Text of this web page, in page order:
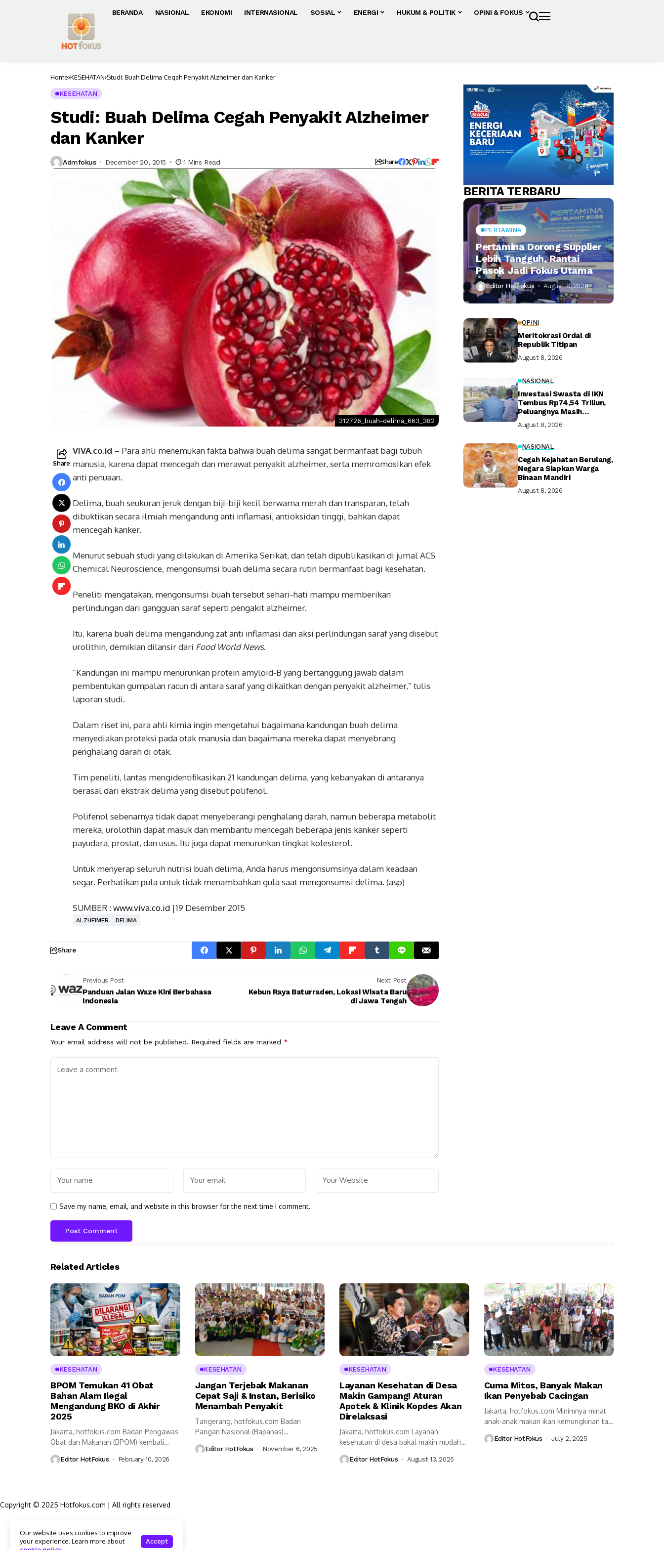
BERANDA NASIONAL EKONOMI INTERNASIONAL SOSIAL ENERGI HUKUM & POLITIK OPINI & FOKUS
Home KESEHATAN Studi: Buah Delima Cegah Penyakit Alzheimer dan Kanker
KESEHATAN
Studi: Buah Delima Cegah Penyakit Alzheimer
dan Kanker
Admfokus December 20, 2015 1 Mins Read Share
312726_buah-delima_663_382
Share
VIVA.co.id – Para ahli menemukan fakta bahwa buah delima sangat bermanfaat bagi tubuh
manusia, karena dapat mencegah dan merawat penyakit alzheimer, serta memromosikan efek
anti penuaan.
Delima, buah seukuran jeruk dengan biji-biji kecil berwarna merah dan transparan, telah
dibuktikan secara ilmiah mengandung anti inflamasi, antioksidan tinggi, bahkan dapat
mencegah kanker.
Menurut sebuah studi yang dilakukan di Amerika Serikat, dan telah dipublikasikan di jurnal ACS
Chemical Neuroscience, mengonsumsi buah delima secara rutin bermanfaat bagi kesehatan.
Peneliti mengatakan, mengonsumsi buah tersebut sehari-hati mampu memberikan
perlindungan dari gangguan saraf seperti pengakit alzheimer.
Itu, karena buah delima mengandung zat anti inflamasi dan aksi perlindungan saraf yang disebut
urolithin, demikian dilansir dari Food World News.
“Kandungan ini mampu menurunkan protein amyloid-B yang bertanggung jawab dalam
pembentukan gumpalan racun di antara saraf yang dikaitkan dengan penyakit alzheimer,” tulis
laporan studi.
Dalam riset ini, para ahli kimia ingin mengetahui bagaimana kandungan buah delima
menyediakan proteksi pada otak manusia dan bagaimana mereka dapat menyebrang
penghalang darah di otak.
Tim peneliti, lantas mengidentifikasikan 21 kandungan delima, yang kebanyakan di antaranya
berasal dari ekstrak delima yang disebut polifenol.
Polifenol sebenarnya tidak dapat menyeberangi penghalang darah, namun beberapa metabolit
mereka, urolothin dapat masuk dan membantu mencegah beberapa jenis kanker seperti
payudara, prostat, dan usus. Itu juga dapat menurunkan tingkat kolesterol.
Untuk menyerap seluruh nutrisi buah delima, Anda harus mengonsumsinya dalam keadaan
segar. Perhatikan pula untuk tidak menambahkan gula saat mengonsumsi delima. (asp)
SUMBER :www.viva.co.id |19 Desember 2015
ALZHEIMER DELIMA
Share
Previous Post
Panduan Jalan Waze Kini Berbahasa
Indonesia
Next Post
Kebun Raya Baturraden, Lokasi Wisata Baru
di Jawa Tengah
Leave A Comment
Your email address will not be published. Required fields are marked *
Save my name, email, and website in this browser for the next time I comment.
BERITA TERBARU
PERTAMINA
Pertamina Dorong Supplier
Lebih Tangguh, Rantai
Pasok Jadi Fokus Utama
Editor HotFokus August 8, 2026
OPINI
Meritokrasi Ordal di
Republik Titipan
August 8, 2026
NASIONAL
Investasi Swasta di IKN
Tembus Rp74,54 Triliun,
Peluangnya Masih
August 8, 2026
NASIONAL
Cegah Kejahatan Berulang,
Negara Siapkan Warga
Binaan Mandiri
August 8, 2026
Related Articles
KESEHATAN
BPOM Temukan 41 Obat
Bahan Alam Ilegal
Mengandung BKO di Akhir
2025
Jakarta, hotfokus.com Badan Pengawas
Obat dan Makanan (BPOM) kembali
Editor HotFokus February 10, 2026
KESEHATAN
Jangan Terjebak Makanan
Cepat Saji & Instan, Berisiko
Menambah Penyakit
Tangerang, hotfokus.com Badan
Pangan Nasional (Bapanas)
terjebak makanan...
Editor HotFokus November 6, 2025
KESEHATAN
Layanan Kesehatan di Desa
Makin Gampang! Aturan
Apotek & Klinik Kopdes Akan
Direlaksasi
Jakarta, hotfokus.com Layanan
kesehatan di desa bakal makin mudah
Editor HotFokus August 13, 2025
KESEHATAN
Cuma Mitos, Banyak Makan
Ikan Penyebab Cacingan
Jakarta, hotfokus.com Minimnya minat
anak-anak makan ikan kemungkinan tak
Editor HotFokus July 2, 2025
Copyright © 2025 Hotfokus.com | All rights reserved
Struktur Organisasi
Kode Etik Jurnalistik
Our website uses cookies to improve
your experience. Learn more about
Accept